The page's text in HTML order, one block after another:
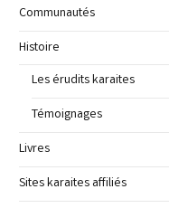
Communautés
Histoire
Les érudits karaites
Témoignages
Livres
Sites karaites affiliés